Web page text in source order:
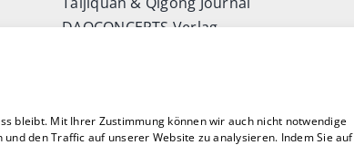
bleibt. Mit Ihrer Zustimmung können wir auch nicht notwendige
den Traffic auf unserer Website zu analysieren. Indem Sie auf
DAOCONCEPTS Verlag